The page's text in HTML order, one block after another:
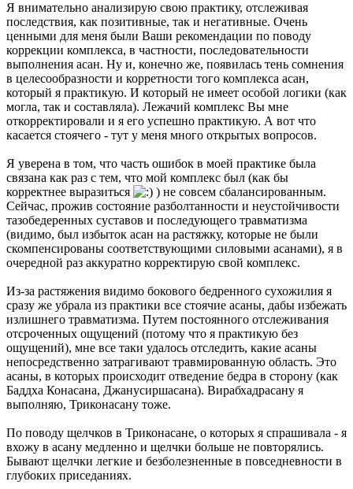
Я внимательно анализирую свою практику, отслеживая
последствия, как позитивные, так и негативные. Очень
ценными для меня были Ваши рекомендации по поводу
коррекции комплекса, в частности, последовательности
выполнения асан. Ну и, конечно же, появилась тень сомнения
в целесообразности и корретности того комплекса асан,
который я практикую. И который не имеет особой логики (как
могла, так и составляла). Лежачий комплекс Вы мне
откорректировали и я его успешно практикую. А вот что
касается стоячего - тут у меня много открытых вопросов.
Я уверена в том, что часть ошибок в моей практике была
связана как раз с тем, что мой комплекс был (как бы
корректнее выразиться
) не совсем сбалансированным.
Сейчас, прожив состояние разболтанности и неустойчивости
тазобедеренных суставов и последующего травматизма
(видимо, был избыток асан на растяжку, которые не были
скомпенсированы соответствующими силовыми асанами), я в
очередной раз аккуратно корректирую свой комплекс.
Из-за растяжения видимо бокового бедренного сухожилия я
сразу же убрала из практики все стоячие асаны, дабы избежать
излишнего травматизма. Путем постоянного отслеживания
отсроченных ощущений (потому что я практикую без
ощущений), мне все таки удалось отследить, какие асаны
непосредственно затрагивают травмированную область. Это
асаны, в которых происходит отведение бедра в сторону (как
Баддха Конасана, Джанусиршасана). Вирабхадрасану я
выполняю, Триконасану тоже.
По поводу щелчков в Триконасане, о которых я спрашивала - я
вхожу в асану медленно и щелчки больше не повторялись.
Бывают щелчки легкие и безболезненные в повседневности в
глубоких приседаниях.